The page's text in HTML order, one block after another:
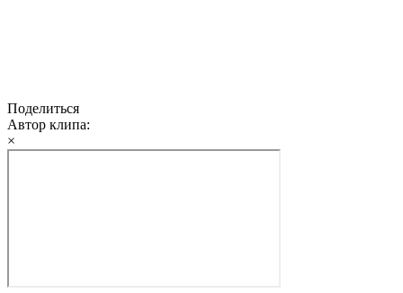
Поделиться
Автор клипа:
×